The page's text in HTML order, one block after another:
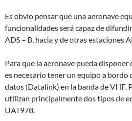
Es obvio pensar que una aeronave
funcionalidades será capaz de
ADS – B, hacia y de otras estaciones
Para que la aeronave pueda disponer
es necesario tener un equipo a bordo
datos (Datalink) en la banda de VHF.
utilizan principalmente dos tipos de
UAT978.